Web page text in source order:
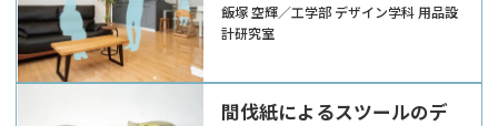
イン
飯塚 空輝／工学部 デザイン学科 用品設
計研究室
間伐紙によるスツールのデ